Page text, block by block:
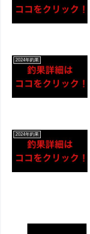
2024年釣果
2024年釣果